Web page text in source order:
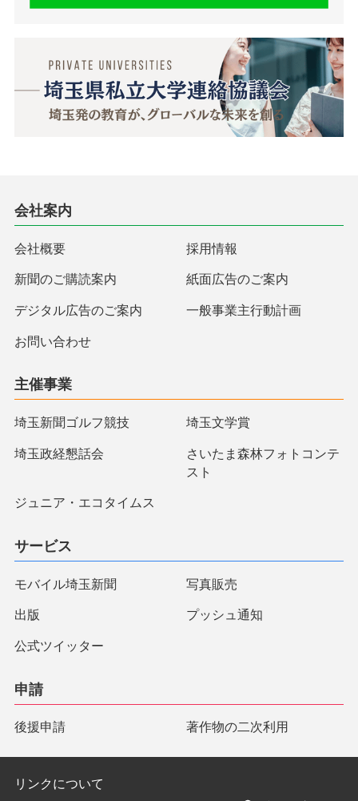
会社案内
会社概要 採用情報
新聞のご購読案内 紙面広告のご案内
デジタル広告のご案内 一般事業主行動計画
お問い合わせ
主催事業
埼玉新聞ゴルフ競技 埼玉文学賞
埼玉政経懇話会
さいたま森林フォトコンテ
スト
ジュニア・エコタイムス
サービス
モバイル埼玉新聞 写真販売
出版 プッシュ通知
公式ツイッター
申請
後援申請 著作物の二次利用
リンクについて